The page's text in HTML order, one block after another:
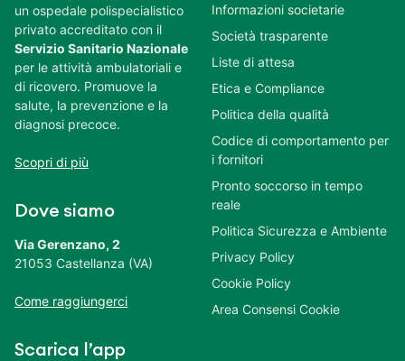
un ospedale polispecialistico
privato accreditato con il
Servizio Sanitario Nazionale
per le attività ambulatoriali e
di ricovero. Promuove la
salute, la prevenzione e la
diagnosi precoce.
Scopri di più
Dove siamo
Via Gerenzano, 2
21053 Castellanza (VA)
Come raggiungerci
Scarica l’app
Informazioni societarie
Società trasparente
Liste di attesa
Etica e Compliance
Politica della qualità
Codice di comportamento per
i fornitori
Pronto soccorso in tempo
reale
Politica Sicurezza e Ambiente
Privacy Policy
Cookie Policy
Area Consensi Cookie